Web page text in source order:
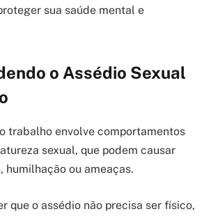
sua saúde mental e
o Assédio Sexual
trabalho envolve comportamentos
sexual, que podem causar
humilhação ou ameaças.
que o assédio não precisa ser físico,